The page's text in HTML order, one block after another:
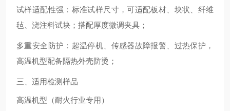
试样适配性强 ：标准试样尺寸，可适配板材、块状、纤维
毡、浇注料试块；搭配厚度微调夹具；
多重安全防护 ：超温停机、传感器故障报警、过热保护，
高温机型配备隔热外壳防烫；
三、适用检测样品
高温机型（耐火行业专用）